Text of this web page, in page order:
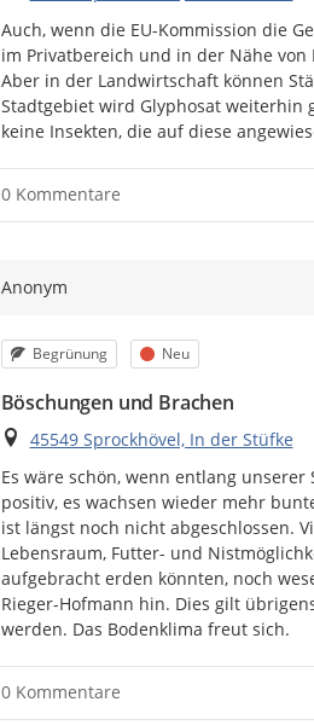
Auch, wenn die EU-Kommission die
im Privatbereich und in der Nähe
Aber in der Landwirtschaft können
Stadtgebiet wird Glyphosat weiterhin
keine Insekten, die auf diese
0 Kommentare
Anonym
Kategorie
Begrünung Status
Neu
Böschungen und Brachen
Ort
45549 Sprockhövel, In der Stüfke
Es wäre schön, wenn entlang
positiv, es wachsen wieder mehr
ist längst noch nicht abgeschlossen.
Lebensraum, Futter- und
aufgebracht erden könnten, noch
Rieger-Hofmann hin. Dies gilt
werden. Das Bodenklima freut sich.
0 Kommentare